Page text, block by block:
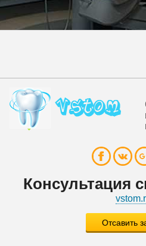
Консультация
Отсавить